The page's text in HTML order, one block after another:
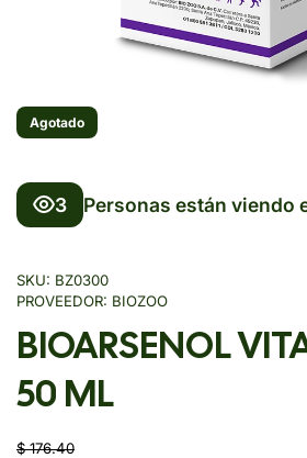
Agotado
3 Personas están viendo
SKU: BZ0300
PROVEEDOR: BIOZOO
BIOARSENOL
50 ML
$ 176.40